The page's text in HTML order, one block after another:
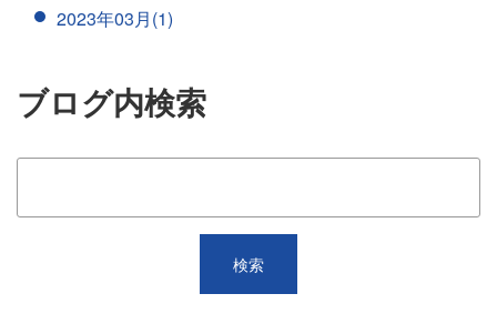
2023年03月(1)
ブログ内検索